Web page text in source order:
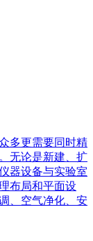
多更需要同时精
无论是新建、扩
器设备与实验室
布局和平面设
、空气净化、安